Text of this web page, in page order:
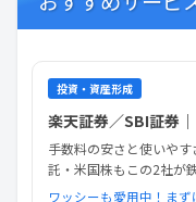
投資・資産形成
楽天証券／SBI証券
手数料の安さと使いや
託・米国株もこの2社が
ワッシーも愛用中！ま